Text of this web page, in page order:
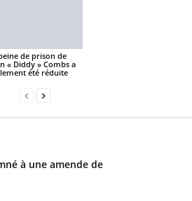
de prison de
« Diddy » Combs a
été réduite
à une amende de